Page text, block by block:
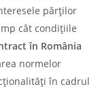
părților
cât condițiile
în România
normelor
în cadrul